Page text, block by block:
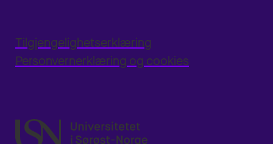
Tilgjengelighetserklæring
Personvernerklæring og cookies